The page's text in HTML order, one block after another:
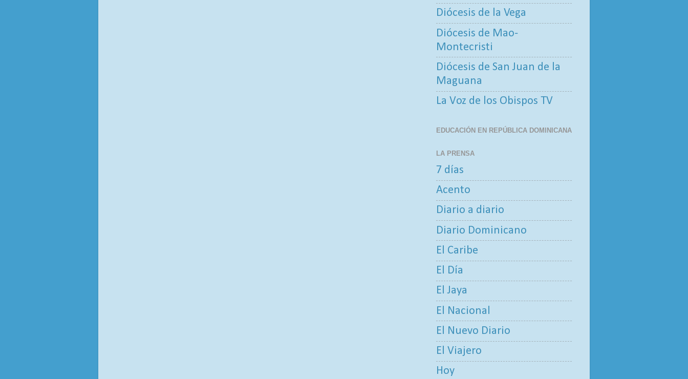
Diócesis de la Vega
Diócesis de Mao-
Montecristi
Diócesis de San Juan de la
Maguana
La Voz de los Obispos TV
EDUCACIÓN EN REPÚBLICA DOMINICANA
LA PRENSA
7 días
Acento
Diario a diario
Diario Dominicano
El Caribe
El Día
El Jaya
El Nacional
El Nuevo Diario
El Viajero
Hoy